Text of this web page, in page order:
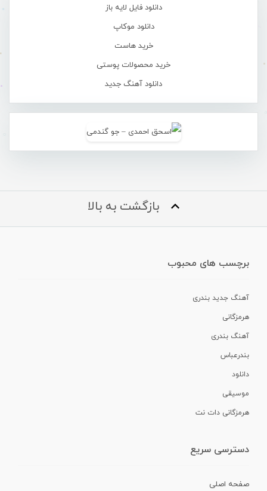
دانلود فایل لایه باز
دانلود موکاپ
خرید هاست
خرید محصولات پوستی
دانلود آهنگ جدید
بازگشت به بالا
برچسب های محبوب
آهنگ جدید بندری
هرمزگانی
آهنگ بندری
بندرعباس
دانلود
موسیقی
هرمزگانی دات نت
دسترسی سریع
صفحه اصلی